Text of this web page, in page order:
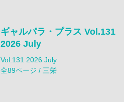
ギャルパラ・プラス Vol.131
2026 July
Vol.131 2026 July
全89ページ / 三栄